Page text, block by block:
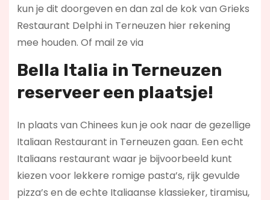
kun je dit doorgeven en dan zal de kok van Grieks
Restaurant Delphi in Terneuzen hier rekening
mee houden. Of mail ze via
Bella Italia in Terneuzen
reserveer een plaatsje!
In plaats van Chinees kun je ook naar de gezellige
Italiaan Restaurant in Terneuzen gaan. Een echt
Italiaans restaurant waar je bijvoorbeeld kunt
kiezen voor lekkere romige pasta’s, rijk gevulde
pizza’s en de echte Italiaanse klassieker, tiramisu,